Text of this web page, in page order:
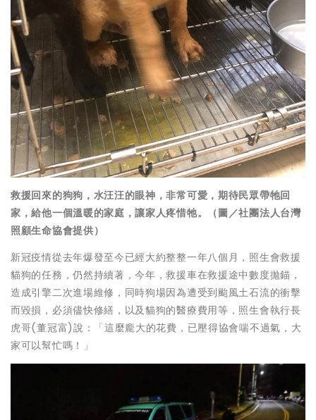
救援回來的狗狗，水汪汪的眼神，非常可愛，期待民眾帶牠回
家，給他一個溫暖的家庭，讓家人疼惜牠。（圖／社團法人台灣
照顧生命協會提供）
新冠疫情從去年爆發至今已經大約整整一年八個月，照生會救援
貓狗的任務，仍然持續著，今年，救援車在救援途中數度拋錨，
造成引擎二次進場維修，同時狗場因為遭受到颱風土石流的衝擊
而毀損，必須儘快修繕，以及貓狗的醫療費用等，照生會執行長
虎哥(董冠富)說：「這麼龐大的花費，已壓得協會喘不過氣，大
家可以幫忙嗎！」